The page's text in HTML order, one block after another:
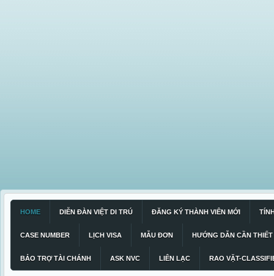
HOME DIỄN ĐÀN VIỆT DI TRÚ ĐĂNG KÝ THÀNH VIÊN MỚI
CASE NUMBER LỊCH VISA MẪU ĐƠN HƯỚNG DẪN CẦN THIẾT
BẢO TRỢ TÀI CHÁNH ASK NVC LIÊN LẠC RAO VẶT-